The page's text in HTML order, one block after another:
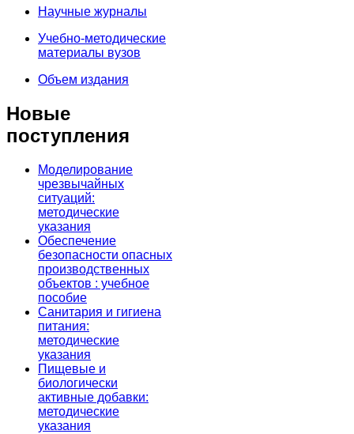
Научные журналы
Учебно-методические
материалы вузов
Объем издания
Новые
поступления
Моделирование
чрезвычайных
ситуаций:
методические
указания
Обеспечение
безопасности опасных
производственных
объектов : учебное
пособие
Санитария и гигиена
питания:
методические
указания
Пищевые и
биологически
активные добавки:
методические
указания